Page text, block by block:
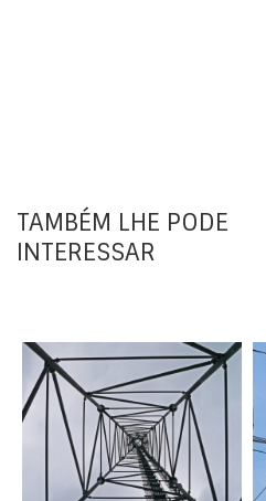
TAMBÉM LHE PODE
INTERESSAR